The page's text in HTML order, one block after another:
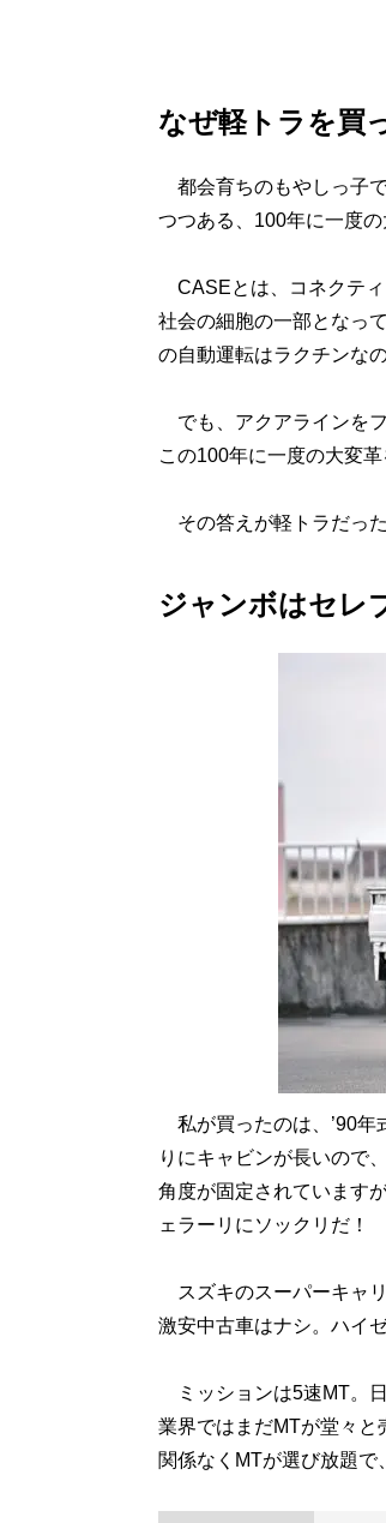
なぜ軽トラを買
都会育ちのもやしっ子
つつある、100年に一度
CASEとは、コネクティ
社会の細胞の一部となっ
の自動運転はラクチンな
でも、アクアラインを
この100年に一度の大変
その答えが軽トラだっ
ジャンボはセレ
私が買ったのは、’90年
りにキャビンが長いので
角度が固定されています
ェラーリにソックリだ！
スズキのスーパーキャ
激安中古車はナシ。ハイ
ミッションは5速MT。
業界ではまだMTが堂々と
関係なくMTが選び放題で